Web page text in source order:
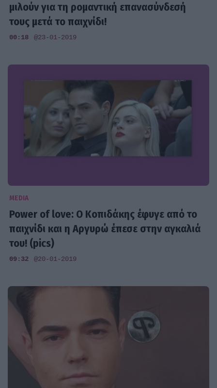
μιλούν για τη ρομαντική επανασύνδεσή
τους μετά το παιχνίδι!
00:18 @23-01-2019
MEDIA
Power of love: Ο Κοπιδάκης έφυγε από το
παιχνίδι και η Αργυρώ έπεσε στην αγκαλιά
του! (pics)
09:32 @20-01-2019